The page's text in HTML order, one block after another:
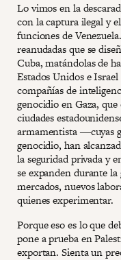
Lo vimos en la
con la captura ilegal y
funciones de
reanudadas que se
Cuba, matándolas de
Estados Unidos e
compañías de
genocidio en Gaza,
ciudades
armamentista ―cuyas
genocidio, han
la seguridad privada y
se expanden durante
mercados, nuevos
quienes experimentar.
Porque eso es lo que
pone a prueba en
exportan. Sienta un